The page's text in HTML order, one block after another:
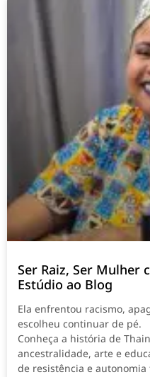
Ser Raiz, Ser Mulher
Estúdio ao Blog
Ela enfrentou racismo,
escolheu continuar de pé.
Conheça a história de
ancestralidade, arte e
de resistência e